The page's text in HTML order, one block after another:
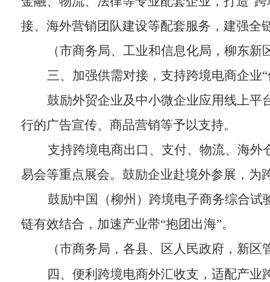
接、海外营销团队建设等配套服务，建强全
（市商务局、工业和信息化局 ， 柳东新
三、加强供需对接，支持跨境电商企业
鼓励外贸企业及中小微企业应用线上平
行的广告宣传、商品营销等予以支持。
支持跨境电商出口、支付、物流、海
易会等重点展会。鼓励企业赴境外参展，为
鼓励中国（柳州）跨境电子商务综合试
链有效结合，加速产业带“抱团出海”。
（市商务局 ，各县、区人民政府，新
四、便利跨境电商外汇收支，适配产业